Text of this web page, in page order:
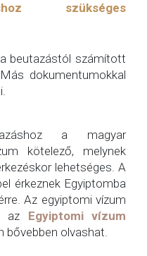
szükséges
beutazástól számított
dokumentumokkal
a magyar
kötelező, melynek
lehetséges. A
érkeznek Egyiptomba
Az egyiptomi vízum
az Egyiptomi vízum
bővebben olvashat.